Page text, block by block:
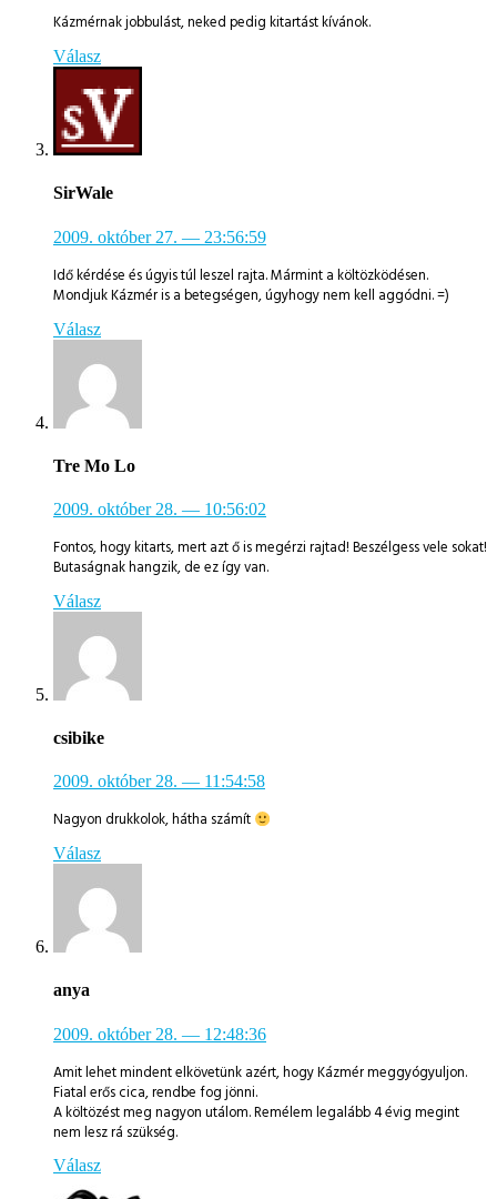
Kázmérnak jobbulást, neked pedig kitartást kívánok.
Válasz
SirWale
2009. október 27. — 23:56:59
Idő kérdése és úgyis túl leszel rajta. Mármint a költözködésen.
Mondjuk Kázmér is a betegségen, úgyhogy nem kell aggódni. =)
Válasz
Tre Mo Lo
2009. október 28. — 10:56:02
Fontos, hogy kitarts, mert azt ő is megérzi rajtad! Beszélgess vele sokat!
Butaságnak hangzik, de ez így van.
Válasz
csibike
2009. október 28. — 11:54:58
Nagyon drukkolok, hátha számít
Válasz
anya
2009. október 28. — 12:48:36
Amit lehet mindent elkövetünk azért, hogy Kázmér meggyógyuljon.
Fiatal erős cica, rendbe fog jönni.
A költözést meg nagyon utálom. Remélem legalább 4 évig megint
nem lesz rá szükség.
Válasz